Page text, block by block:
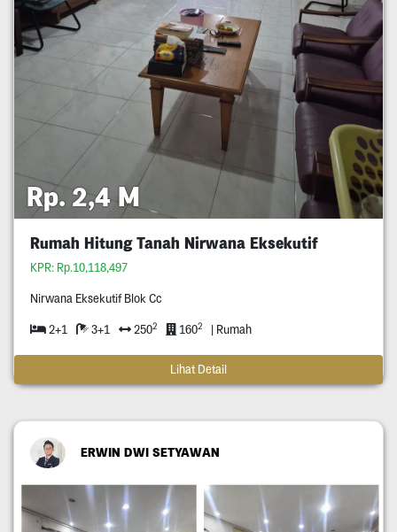
Rp. 2,4 M
Rumah Hitung Tanah Nirwana Eksekutif
KPR: Rp.10,118,497
Nirwana Eksekutif Blok Cc
2+1 3+1 2502 1602 | Rumah
Lihat Detail
ERWIN DWI SETYAWAN